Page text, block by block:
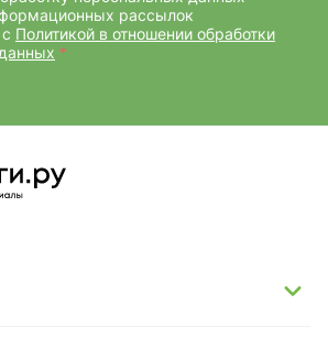
рассылок
Политикой в отношении обработки
*